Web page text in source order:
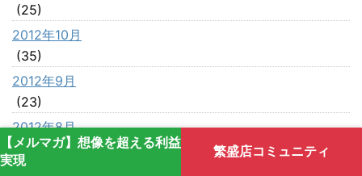
【メルマガ】想像を超える利益
実現
繁盛店コミュニティ
(25)
2012年10月
(35)
2012年9月
(23)
2012年8月
(42)